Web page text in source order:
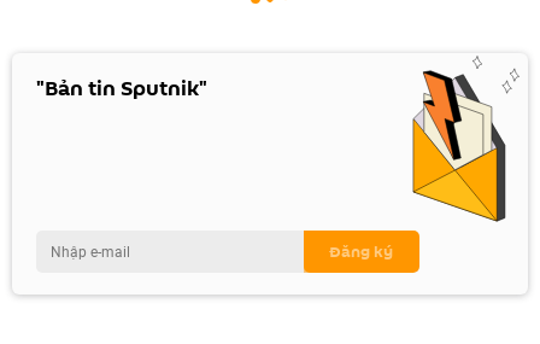
"Bản tin Sputnik"